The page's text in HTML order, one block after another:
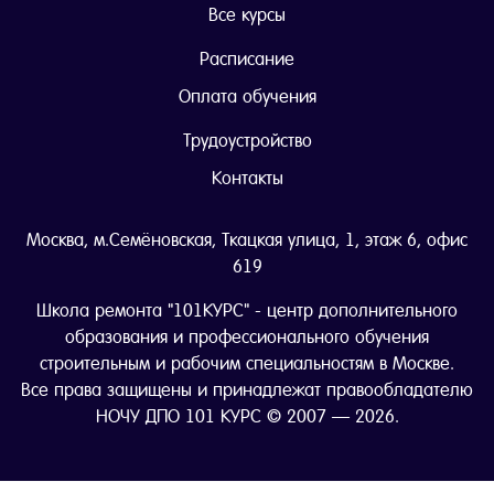
Все курсы
Расписание
Оплата обучения
Трудоустройство
Контакты
Москва, м.Семёновская, Ткацкая улица, 1, этаж 6, офис
619
Школа ремонта "101КУРС" - центр дополнительного
образования и профессионального обучения
строительным и рабочим специальностям в Москве.
Все права защищены и принадлежат правообладателю
НОЧУ ДПО 101 КУРС © 2007 — 2026.